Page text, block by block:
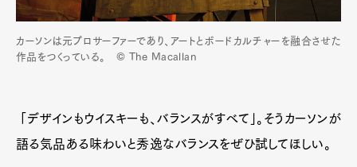
カーソンは元プロサーファーであり、アートとボードカルチャーを融合させた
作品をつくっている。 © The Macallan
「デザインもウイスキーも、バランスがすべて」。そうカーソンが
語る気品ある味わいと秀逸なバランスをぜひ試してほしい。